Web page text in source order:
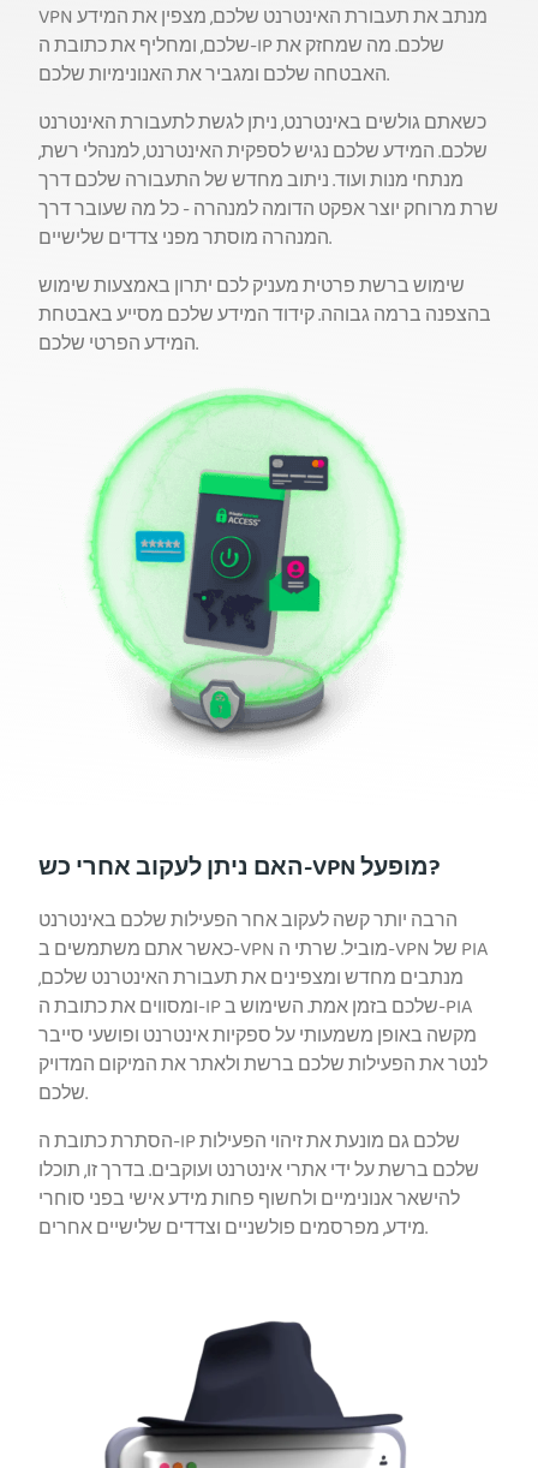
VPN מנתב את תעבורת האינטרנט שלכם, מצפין את המידע
שלכם, ומחליף את כתובת ה-IP שלכם. מה שמחזק את
האבטחה שלכם ומגביר את האנונימיות שלכם.
כשאתם גולשים באינטרנט, ניתן לגשת לתעבורת האינטרנט
שלכם. המידע שלכם נגיש לספקית האינטרנט, למנהלי רשת,
מנתחי מנות ועוד. ניתוב מחדש של התעבורה שלכם דרך
שרת מרוחק יוצר אפקט הדומה למנהרה - כל מה שעובר דרך
המנהרה מוסתר מפני צדדים שלישיים.
שימוש ברשת פרטית מעניק לכם יתרון באמצעות שימוש
בהצפנה ברמה גבוהה. קידוד המידע שלכם מסייע באבטחת
המידע הפרטי שלכם.
האם ניתן לעקוב אחרי כש-VPN מופעל?
הרבה יותר קשה לעקוב אחר הפעילות שלכם באינטרנט
כאשר אתם משתמשים ב-VPN מוביל. שרתי ה-VPN של PIA
מנתבים מחדש ומצפינים את תעבורת האינטרנט שלכם,
ומסווים את כתובת ה-IP שלכם בזמן אמת. השימוש ב-PIA
מקשה באופן משמעותי על ספקיות אינטרנט ופושעי סייבר
לנטר את הפעילות שלכם ברשת ולאתר את המיקום המדויק
שלכם.
הסתרת כתובת ה-IP שלכם גם מונעת את זיהוי הפעילות
שלכם ברשת על ידי אתרי אינטרנט ועוקבים. בדרך זו, תוכלו
להישאר אנונימיים ולחשוף פחות מידע אישי בפני סוחרי
מידע, מפרסמים פולשניים וצדדים שלישיים אחרים.